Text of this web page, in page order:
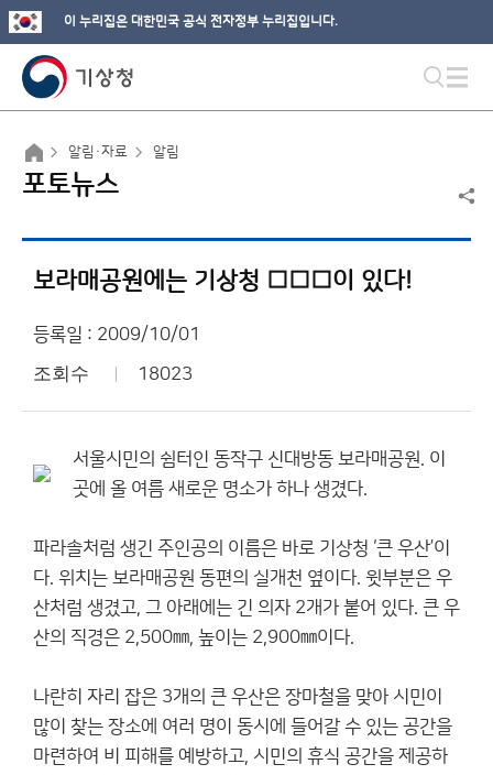
이 누리집은 대한민국 공식 전자정부 누리집입니다.
알림·자료 알림
포토뉴스
보라매공원에는 기상청 □□□이 있다!
등록일 : 2009/10/01
조회수 18023
서울시민의 쉼터인 동작구 신대방동 보라매공원. 이
곳에 올 여름 새로운 명소가 하나 생겼다.
파라솔처럼 생긴 주인공의 이름은 바로 기상청 ‘큰 우산’이
다. 위치는 보라매공원 동편의 실개천 옆이다. 윗부분은 우
산처럼 생겼고, 그 아래에는 긴 의자 2개가 붙어 있다. 큰 우
산의 직경은 2,500㎜, 높이는 2,900㎜이다.
나란히 자리 잡은 3개의 큰 우산은 장마철을 맞아 시민이
많이 찾는 장소에 여러 명이 동시에 들어갈 수 있는 공간을
마련하여 비 피해를 예방하고, 시민의 휴식 공간을 제공하